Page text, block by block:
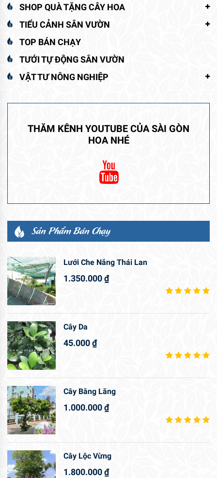
SHOP QUÀ TẶNG CÂY HOA
TIỂU CẢNH SÂN VƯỜN
TOP BÁN CHẠY
TƯỚI TỰ ĐỘNG SÂN VƯỜN
VẬT TƯ NÔNG NGHIỆP
THĂM KÊNH YOUTUBE CỦA SÀI GÒN
HOA NHÉ
Sản Phẩm Bán Chạy
Lưới Che Nắng Thái Lan
1.350.000₫
Cây Da
45.000₫
Cây Bằng Lăng
1.000.000₫
Cây Lộc Vừng
1.800.000₫